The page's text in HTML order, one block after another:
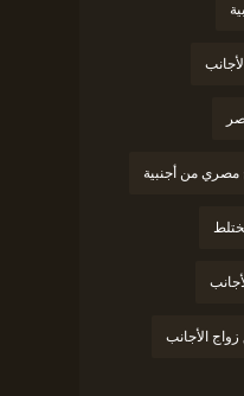
مصري من أجنبية
الأجانب